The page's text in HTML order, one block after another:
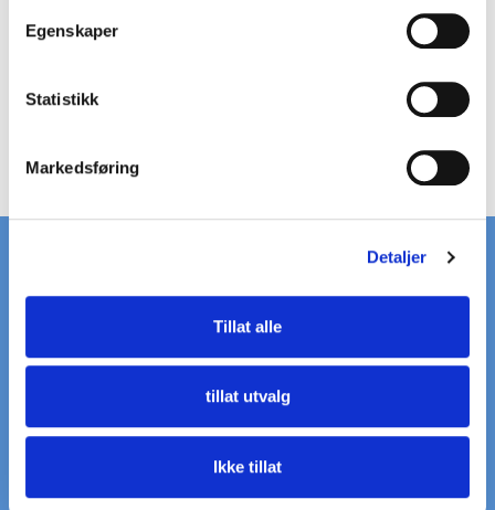
Egenskaper
Statistikk
Markedsføring
Detaljer
Tillat alle
tillat utvalg
Ikke tillat
LEVERING VI HJELPER DEG